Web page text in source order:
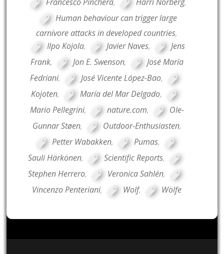
Human behaviour can trigger large
carnivore attacks in developed countries,
Ilpo Kojola, Javier Naves,
Jens
Frank, Jon E. Swenson,
José María
Fedriani, José Vicente López-Bao,
Kojoten, María del Mar Delgado,
Mario Pellegrini, nature.com,
Ole-
Gunnar Støen, Outdoor-Enthusiasten,
Petter Wabakken, Pumas,
Sauli Härkönen, Scientific Reports,
Stephen Herrero, Veronica Sahlén,
Vincenzo Penteriani, Wolf, Wölfe